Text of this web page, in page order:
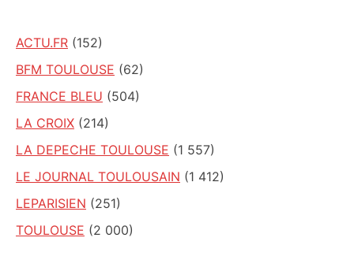
ACTU.FR (152)
BFM TOULOUSE (62)
FRANCE BLEU (504)
LA CROIX (214)
LA DEPECHE TOULOUSE (1 557)
LE JOURNAL TOULOUSAIN (1 412)
LEPARISIEN (251)
TOULOUSE (2 000)